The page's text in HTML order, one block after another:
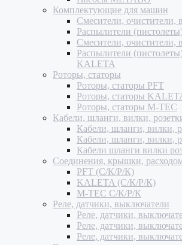
Комплектующие для машин
Смесители, очистители,
Распылители
Смесители,
Распылители
KALETA
Роторы, статоры
Роторы, статоры PFT
Роторы, статоры
Роторы, статоры M-TEC
Кабели, шланги, вилки,
Кабели, шланги, вилки,
Кабели, шланги, вилки,
Кабели шланги вилки
Соединения, крышки,
PFT (С/К/Р/К)
KALETA (С/К/Р/К)
M-TEC С/К/Р/К
Реле, датчики, выключатели
Реле, датчики,
Реле, датчики,
Реле, датчики,